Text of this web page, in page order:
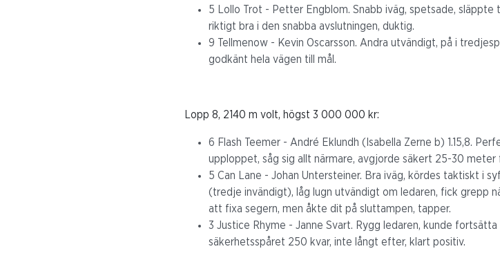
5 Lollo Trot - Petter Engblom. Snabb iväg, spetsade,
riktigt bra i den snabba avslutningen, duktig.
9 Tellmenow - Kevin Oscarsson. Andra utvändigt, på i
godkänt hela vägen till mål.
Lopp 8, 2140 m volt, högst 3 000 000 kr:
6 Flash Teemer - André Eklundh (Isabella Zerne b) 1.15,8.
upploppet, såg sig allt närmare, avgjorde säkert 25-30 meter
5 Can Lane - Johan Untersteiner. Bra iväg, kördes taktiskt i
(tredje invändigt), låg lugn utvändigt om ledaren, fick grepp
att fixa segern, men åkte dit på sluttampen, tapper.
3 Justice Rhyme - Janne Svart. Rygg ledaren, kunde
säkerhetsspåret 250 kvar, inte långt efter, klart positiv.